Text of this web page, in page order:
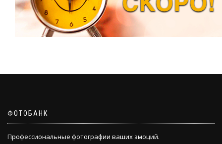
ФОТОБАНК
Профессиональные фотографии ваших эмоций.